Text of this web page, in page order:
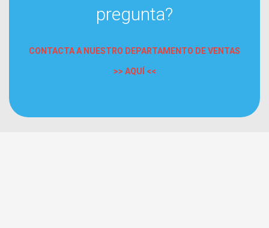
pregunta?
CONTACTA A NUESTRO DEPARTAMENTO DE VENTAS
>> AQUÍ <<